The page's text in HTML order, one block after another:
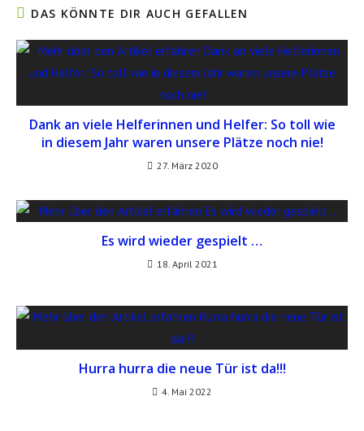
DAS KÖNNTE DIR AUCH GEFALLEN
Dank an viele Helferinnen und Helfer: So toll wie
in diesem Jahr waren unsere Plätze noch nie!
27. März 2020
Es wird wieder gespielt …
18. April 2021
Hurra hurra die neue Tür ist da!!!
4. Mai 2022